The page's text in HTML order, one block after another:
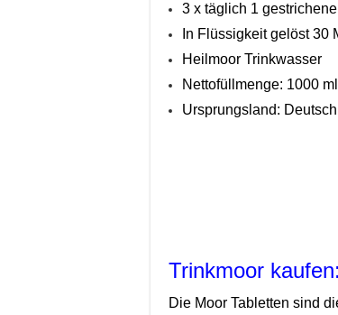
3 x täglich 1
In Flüssigkeit gelöst 30
Heilmoor Trinkwasser
Nettofüllmenge: 1000 ml
Ursprungsland:
Trinkmoor
Die Moor Tabletten sind